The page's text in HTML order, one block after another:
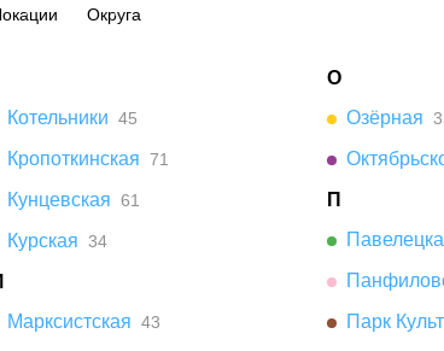
Округа
Котельники 45
Кропоткинская 71
Кунцевская 61
Курская 34
Марксистская 43
О
Озёрная
П
Парк